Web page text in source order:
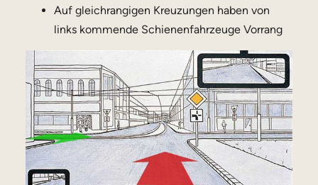
Auf gleichrangigen Kreuzungen haben von
links kommende Schienenfahrzeuge Vorrang